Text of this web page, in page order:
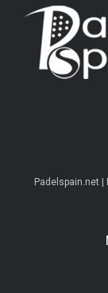
Padelspain.net